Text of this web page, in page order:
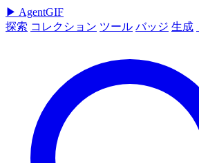
▶ AgentGIF
探索 コレクション ツール バッジ 生成